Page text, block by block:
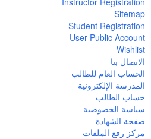
Sitemap
Student Registration
User Public Account
Wishlist
الاتصال بنا
الحساب العام للطالب
المدرسة الإلكترونية
حساب الطالب
سياسة الخصوصية
صفحة الشهادة
مركز رفع الملفات